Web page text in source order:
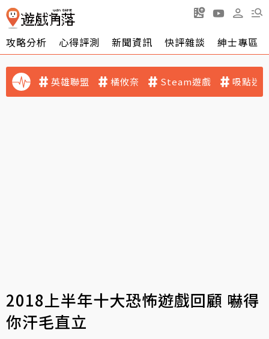
攻略分析 心得評測 新聞資訊 快評雜談 紳士專區
英雄聯盟 橘攸奈 Steam遊戲 吸點迷
2018上半年十大恐怖遊戲回顧 嚇得
你汗毛直立